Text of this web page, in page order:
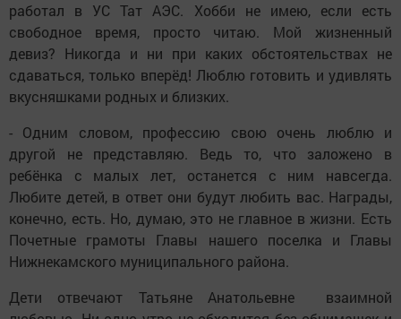
работал в УС Тат АЭС. Хобби не имею, если есть
свободное время, просто читаю. Мой жизненный
девиз? Никогда и ни при каких обстоятельствах не
сдаваться, только вперёд! Люблю готовить и удивлять
вкусняшками родных и близких.
- Одним словом, профессию свою очень люблю и
другой не представляю. Ведь то, что заложено в
ребёнка с малых лет, останется с ним навсегда.
Любите детей, в ответ они будут любить вас. Награды,
конечно, есть. Но, думаю, это не главное в жизни. Есть
Почетные грамоты Главы нашего поселка и Главы
Нижнекамского муниципального района.
Дети отвечают Татьяне Анатольевне взаимной